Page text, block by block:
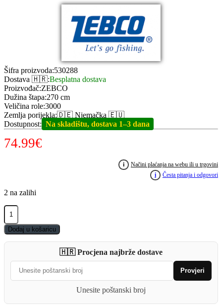
Šifra proizvoda:530288
Dostava 🇭🇷:Besplatna dostava
Proizvođač:ZEBCO
Dužina štapa:270 cm
Veličina role:3000
Zemlja porijekla:🇩🇪 Njemačka 🇪🇺
Dostupnost: Na skladištu, dostava 1–3 dana
74.99€
i
Načini plaćanja na webu ili u trgovini
i
Česta pitanja i odgovori
2 na zalihi
ZEBCO
2.7m
Predator
Combo
50g
Rola
FD
Dodaj u košaricu
🇭🇷 Procjena najbrže dostave
Provjeri
Unesite poštanski broj